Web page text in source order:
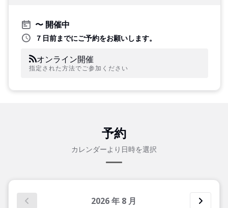
開催中
７日前までにご予約をお願いします。
オンライン開催
指定された方法でご参加ください
予約
カレンダーより日時を選択
2026年 8 月